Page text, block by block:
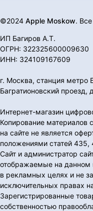
©2024 Apple Moskow.
ИП Багиров А.Т.
ОГРН: 322325600009630
ИНН: 324109167609
г. Москва, станция метро
Багратионовский
Интернет-магазин
Копирование материалов
на сайте не является
положениями статей
Сайт и администратор
отображаемые на данном
в рекламных целях и не
исключительных правах
Зарегистрированные
собственностью